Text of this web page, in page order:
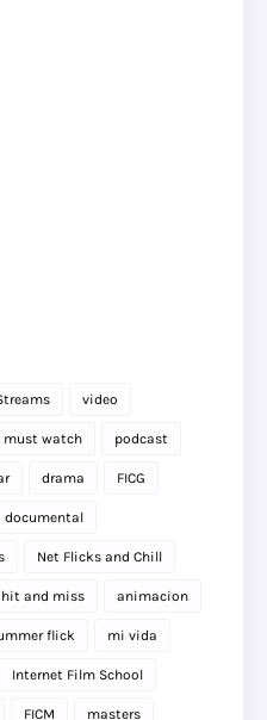
video
must watch podcast
drama FICG
documental
Net Flicks and Chill
hit and miss animacion
flick mi vida
Internet Film School
FICM masters